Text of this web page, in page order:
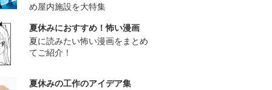
め屋内施設を大特集
夏休みにおすすめ！怖い漫画
夏に読みたい怖い漫画をまとめ
てご紹介！
夏休みの工作のアイデア集